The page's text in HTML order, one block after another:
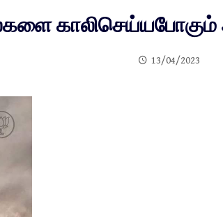
13/04/2023